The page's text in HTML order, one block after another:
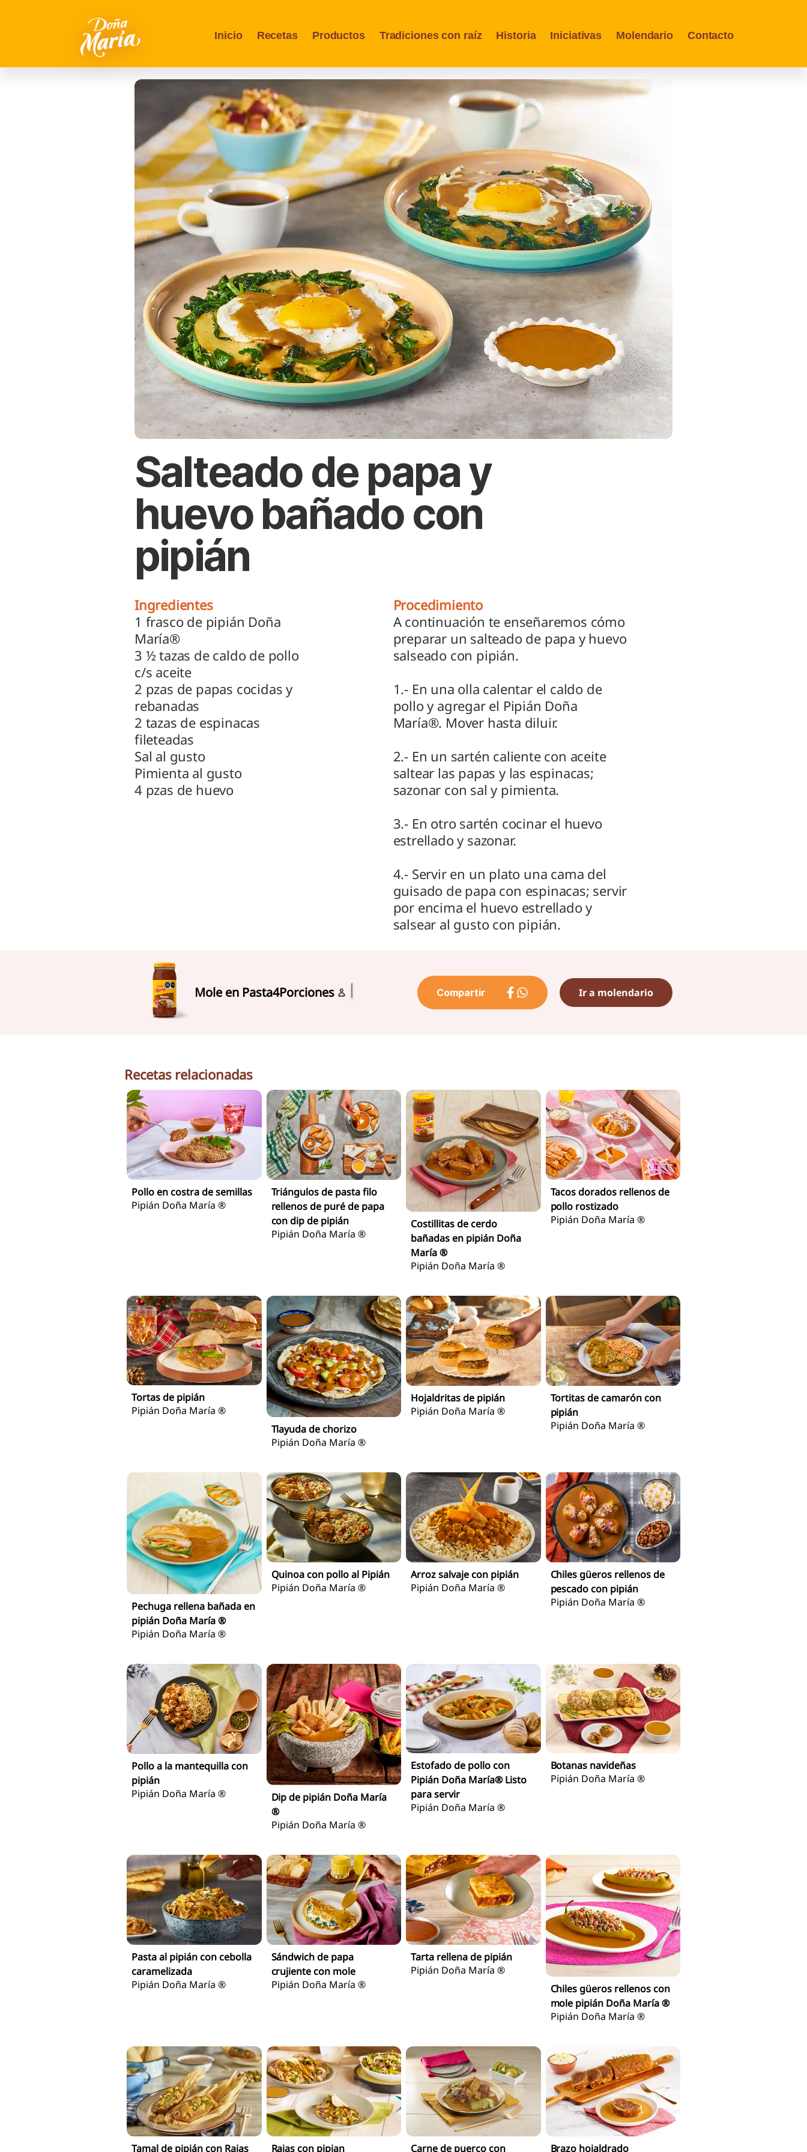
Inicio Recetas Productos Tradiciones con raíz Historia Iniciativas Molendario Contacto
Salteado de papa y
huevo bañado con
pipián
Ingredientes
1 frasco de pipián Doña
María®
3 ½ tazas de caldo de pollo
c/s aceite
2 pzas de papas cocidas y
rebanadas
2 tazas de espinacas
fileteadas
Sal al gusto
Pimienta al gusto
4 pzas de huevo
Procedimiento
A continuación te enseñaremos cómo
preparar un salteado de papa y huevo
salseado con pipián.
1.- En una olla calentar el caldo de
pollo y agregar el Pipián Doña
María®. Mover hasta diluir.
2.- En un sartén caliente con aceite
saltear las papas y las espinacas;
sazonar con sal y pimienta.
3.- En otro sartén cocinar el huevo
estrellado y sazonar.
4.- Servir en un plato una cama del
guisado de papa con espinacas; servir
por encima el huevo estrellado y
salsear al gusto con pipián.
Mole en Pasta4Porciones Compartir Ir a molendario
Recetas relacionadas
Pollo en costra de semillas
Pipián Doña María ®
Triángulos de pasta filo
rellenos de puré de papa
con dip de pipián
Pipián Doña María ®
Costillitas de cerdo
bañadas en pipián Doña
María ®
Pipián Doña María ®
Tacos dorados rellenos de
pollo rostizado
Pipián Doña María ®
Tortas de pipián
Pipián Doña María ®
Tlayuda de chorizo
Pipián Doña María ®
Hojaldritas de pipián
Pipián Doña María ®
Tortitas de camarón con
pipián
Pipián Doña María ®
Pechuga rellena bañada en
pipián Doña María ®
Pipián Doña María ®
Quinoa con pollo al Pipián
Pipián Doña María ®
Arroz salvaje con pipián
Pipián Doña María ®
Chiles güeros rellenos de
pescado con pipián
Pipián Doña María ®
Pollo a la mantequilla con
pipián
Pipián Doña María ®
Dip de pipián Doña María
®
Pipián Doña María ®
Estofado de pollo con
Pipián Doña María® Listo
para servir
Pipián Doña María ®
Botanas navideñas
Pipián Doña María ®
Pasta al pipián con cebolla
caramelizada
Pipián Doña María ®
Sándwich de papa
crujiente con mole
Pipián Doña María ®
Tarta rellena de pipián
Pipián Doña María ®
Chiles güeros rellenos con
mole pipián Doña María ®
Pipián Doña María ®
Tamal de pipián con Rajas Rajas con pipian Carne de puerco con Brazo hojaldrado